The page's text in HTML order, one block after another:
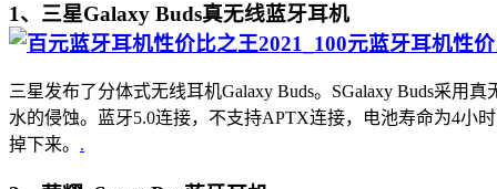
1、三星Galaxy Buds真无线蓝牙耳机
三星发布了分体式无线耳机Galaxy Buds。SGalaxy Buds采用
水的侵蚀。蓝牙5.0连接，不支持APTX连接，电池寿命为4小
掉下来。 .